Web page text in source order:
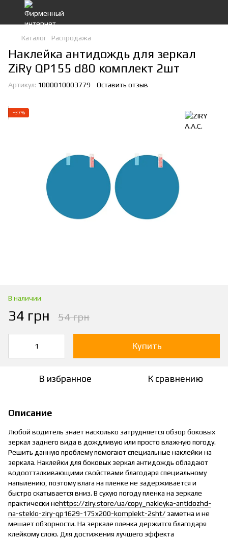
Каталог Распродажа
Наклейка антидождь для зеркал
ZiRy QP155 d80 комплект 2шт
Артикул: 1000010003779 Оставить отзыв
−37%
В наличии
34 грн 54 грн
Купить
В избранное К сравнению
Описание
Любой водитель знает насколько затрудняется обзор боковых
зеркал заднего вида в дождливую или просто влажную погоду.
Решить данную проблему помогают специальные наклейки на
зеркала. Наклейки для боковых зеркал антидождь обладают
водоотталкивающими свойствами благодаря специальному
напылению, поэтому влага на пленке не задерживается и
быстро скатывается вниз. В сухую погоду пленка на зеркале
практически неhttps://ziry.store/ua/copy_nakleyka-antidozhd-
na-steklo-ziry-qp1629-175x200-komplekt-2sht/ заметна и не
мешает обзорности. На зеркале пленка держится благодаря
клейкому слою. Для достижения лучшего эффекта